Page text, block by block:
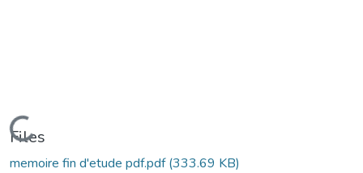
Loading...
Files
memoire fin d'etude pdf.pdf(333.69 KB)